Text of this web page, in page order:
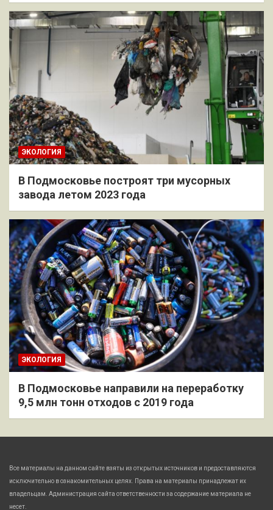
ЭКОЛОГИЯ
В Подмосковье построят три мусорных
завода летом 2023 года
ЭКОЛОГИЯ
В Подмосковье направили на переработку
9,5 млн тонн отходов с 2019 года
Все материалы на данном сайте взяты из открытых источников и предоставляются
исключительно в ознакомительных целях. Права на материалы принадлежат их
владельцам. Администрация сайта ответственности за содержание материала не
несет.